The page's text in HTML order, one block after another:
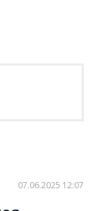
07.06.2025 12:07